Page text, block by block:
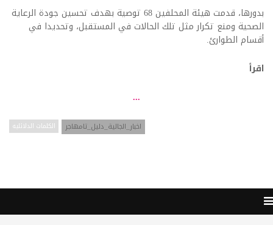
بدورها، قدمت هيئة المحلفين 68 توصية بهدف تحسين جودة الرعاية
الصحية ومنع تكرار مثل تلك الحالات في المستقبل، وتحديدا في
أقسام الطوارئ.
اقرأ
...
الكلمات الدلائليه اخبار_الجالية_دليل_تامهاجر